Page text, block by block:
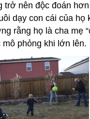
nên độc đoán
dạy con cái của
họ là cha mẹ
phỏng khi lớn lên.